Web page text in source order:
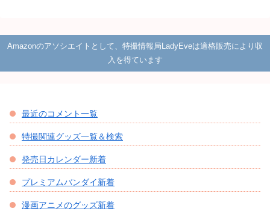
Amazonのアソシエイトとして、特撮情報局LadyEveは適格販売により収
入を得ています
最近のコメント一覧
特撮関連グッズ一覧＆検索
発売日カレンダー新着
プレミアムバンダイ新着
漫画アニメのグッズ新着